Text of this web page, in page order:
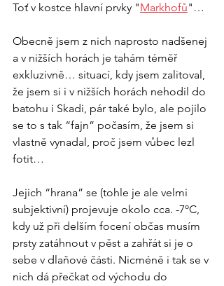
Toť v kostce hlavní prvky "Markhofů"…
Obecně jsem z nich naprosto nadšenej
a v nižších horách je tahám téměř
exkluzivně… situací, kdy jsem zalitoval,
že jsem si i v nižších horách nehodil do
batohu i Skadi, pár také bylo, ale pojilo
se to s tak “fajn” počasím, že jsem si
vlastně vynadal, proč jsem vůbec lezl
fotit…
Jejich “hrana” se (tohle je ale velmi
subjektivní) projevuje okolo cca. -7ºC,
kdy už při delším focení občas musím
prsty zatáhnout v pěst a zahřát si je o
sebe v dlaňové části. Nicméně i tak se v
nich dá přečkat od východu do